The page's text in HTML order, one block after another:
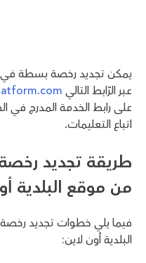
يمكن تجديد رخصة بسطة في
عبر الرّابط التالي
على رابط الخدمة المدرج في
اتباع التعليمات.
طريقة تجديد
من موقع البلدية
فيما يلي خطوات تجديد
البلدية أون لاين: